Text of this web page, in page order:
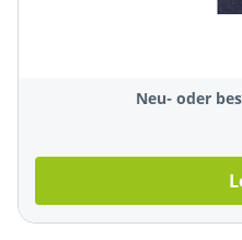
Neu- oder